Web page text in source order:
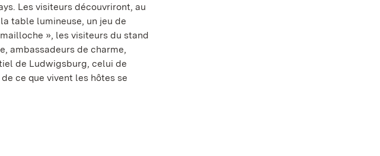
Les visiteurs découvriront, au
table lumineuse, un jeu de
», les visiteurs du stand
ambassadeurs de charme,
de Ludwigsburg, celui de
ce que vivent les hôtes se